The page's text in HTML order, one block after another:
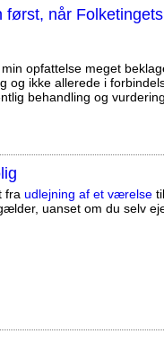
først, når
opfattelse meget
og ikke allerede i
behandling og
fra udlejning af et værelse
uanset om du selv